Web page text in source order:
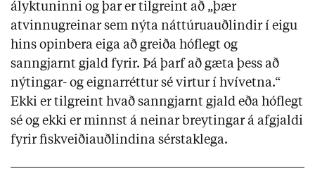
ályktuninni og þar er tilgreint að „þær
atvinnugreinar sem nýta náttúruauðlindir í eigu
hins opinbera eiga að greiða hóflegt og
sanngjarnt gjald fyrir. Þá þarf að gæta þess að
nýtingar- og eignarréttur sé virtur í hvívetna.“
Ekki er tilgreint hvað sanngjarnt gjald eða hóflegt
sé og ekki er minnst á neinar breytingar á afgjaldi
fyrir fiskveiðiauðlindina sérstaklega.